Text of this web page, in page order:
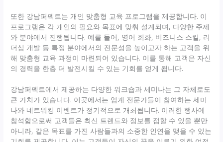
또한 강남퍼펙트는 개인 맞춤형 교육 프로그램을 제공합니다. 이
프로그램은 각 개인의 필요와 목표에 맞춰 설계되며, 다양한 주제
와 분야에서 진행됩니다. 예를 들어, 영어 회화, 비즈니스 스킬, 리
더십 개발 등 특정 분야에서의 전문성을 높이고자 하는 고객을 위
해 맞춤형 교육 과정이 마련되어 있습니다. 이를 통해 고객은 자신
의 경력을 한층 더 발전시킬 수 있는 기회를 얻게 됩니다.
강남퍼펙트에서 제공하는 다양한 워크숍과 세미나는 그 자체로도
큰 가치가 있습니다. 이곳에서는 업계 전문가들이 참여하는 세미
나와 네트워킹 이벤트가 정기적으로 개최됩니다. 이러한 행사에
참석함으로써 고객들은 최신 트렌드와 정보를 접할 수 있을 뿐만
아니라, 같은 목표를 가진 사람들과의 소중한 인연을 맺을 수 있는